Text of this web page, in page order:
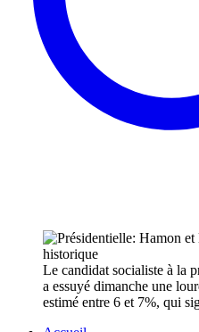
Le candidat socialiste à la
a essuyé dimanche une
estimé entre 6 et 7%, qui